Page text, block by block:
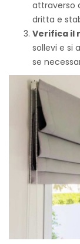
attraverso
dritta e
Verifica il
sollevi e si
se